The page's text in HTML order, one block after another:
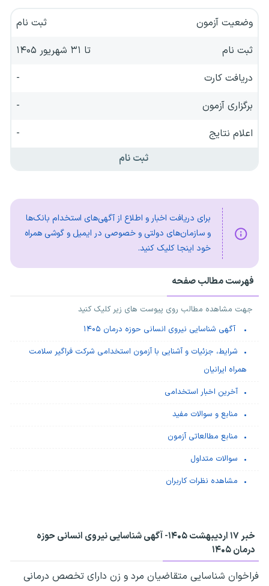
وضعیت آزمون
ثبت نام
ثبت نام
تا ۳۱ شهریور ۱۴۰۵
دریافت کارت
-
برگزاری آزمون
-
اعلام نتایج
-
ثبت نام
برای دریافت اخبار و اطلاع از آگهی‌های استخدام بانک‌ها
و سازمان‌های دولتی و خصوصی در ایمیل و گوشی همراه
خود اینجا کلیک کنید.
فهرست مطالب صفحه
جهت مشاهده مطالب روی پیوست های زیر کلیک کنید
آگهی شناسایی نیروی انسانی حوزه درمان ۱۴۰۵
شرایط، جزئیات و آشنایی با آزمون استخدامی شرکت فراگیر سلامت
همراه ایرانیان
آخرین اخبار استخدامی
منابع و سوالات مفید
منابع مطالعاتی آزمون
سوالات متداول
مشاهده نظرات کاربران
خبر ۱۷ اردیبهشت ۱۴۰۵-
آگهی شناسایی نیروی انسانی حوزه
درمان ۱۴۰۵
فراخوان شناسایی متقاضیان مرد و زن دارای تخصص درمانی